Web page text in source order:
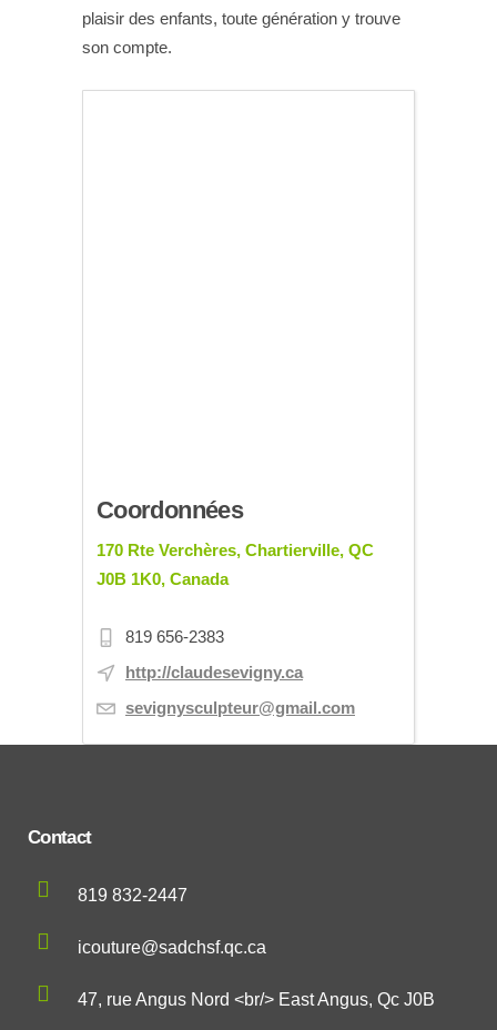
plaisir des enfants, toute génération y trouve
son compte.
Coordonnées
170 Rte Verchères, Chartierville, QC
J0B 1K0, Canada
819 656-2383
http://claudesevigny.ca
sevignysculpteur@gmail.com
Contact
819 832-2447
icouture@sadchsf.qc.ca
47, rue Angus Nord <br/> East Angus, Qc J0B